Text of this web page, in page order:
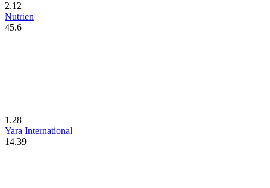
2.12
Nutrien
45.6
1.28
Yara International
14.39